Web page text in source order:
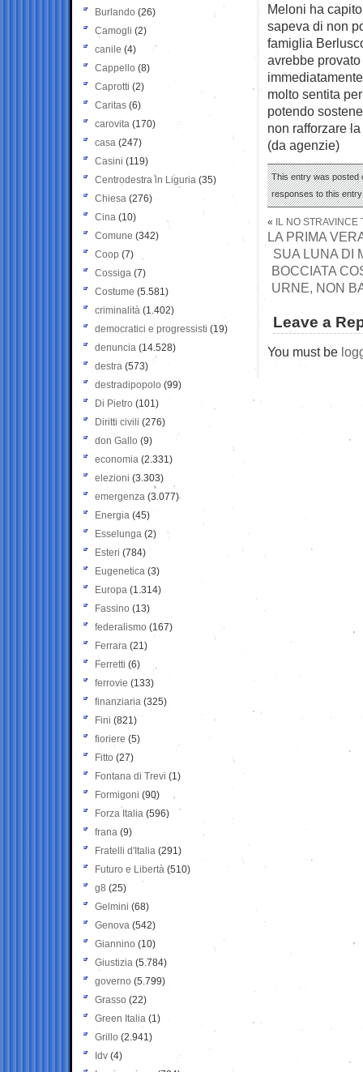
Meloni ha
sapeva di non
famiglia
avrebbe
molto sentita
potendo
non rafforzare
(da agenzie)
This entry was posted
responses to this
« IL NO
LA PRIMA
SUA LUNA DI
BOCCIATA
URNE, NON
Leave a
You must be
Burlando (26)
Camogli (2)
canile (4)
Cappello (8)
Caprotti (2)
Caritas (6)
carovita (170)
casa (247)
Casini (119)
Centrodestra in Liguria (35)
Chiesa (276)
Cina (10)
Comune (342)
Coop (7)
Cossiga (7)
Costume (5.581)
criminalità (1.402)
democratici e progressisti (19)
denuncia (14.528)
destra (573)
destradipopolo (99)
Di Pietro (101)
Diritti civili (276)
don Gallo (9)
economia (2.331)
elezioni (3.303)
emergenza (3.077)
Energia (45)
Esselunga (2)
Esteri (784)
Eugenetica (3)
Europa (1.314)
Fassino (13)
federalismo (167)
Ferrara (21)
Ferretti (6)
ferrovie (133)
finanziaria (325)
Fini (821)
fioriere (5)
Fitto (27)
Fontana di Trevi (1)
Formigoni (90)
Forza Italia (596)
frana (9)
Fratelli d'Italia (291)
Futuro e Libertà (510)
g8 (25)
Gelmini (68)
Genova (542)
Giannino (10)
Giustizia (5.784)
governo (5.799)
Grasso (22)
Green Italia (1)
Grillo (2.941)
Idv (4)